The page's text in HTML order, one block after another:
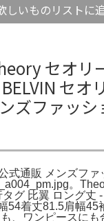
しいものリストに
セオリ
セオ
ズファッ
式通販 メンズファ
。
グ 比翼 ロング丈
54着丈81.5肩幅45
、ワンピースにも